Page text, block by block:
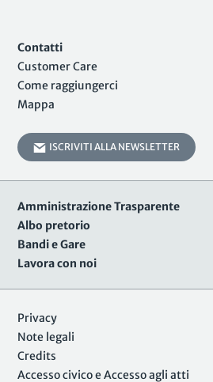
Contatti
Customer Care
Come raggiungerci
Mappa
ISCRIVITI ALLA NEWSLETTER
Amministrazione Trasparente
Albo pretorio
Bandi e Gare
Lavora con noi
Privacy
Note legali
Credits
Accesso civico e Accesso agli atti